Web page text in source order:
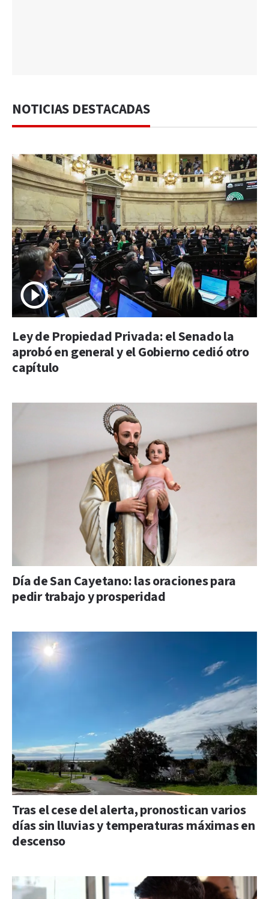
NOTICIAS DESTACADAS
Ley de Propiedad Privada: el Senado la
aprobó en general y el Gobierno cedió otro
capítulo
Día de San Cayetano: las oraciones para
pedir trabajo y prosperidad
Tras el cese del alerta, pronostican varios
días sin lluvias y temperaturas máximas en
descenso